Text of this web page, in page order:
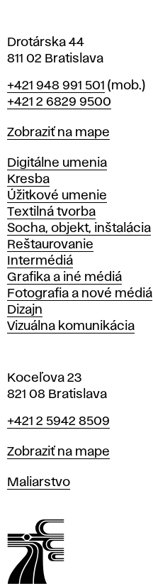
Drotárska 44
811 02 Bratislava
Telefón
+421 948 991 501 (mob.)
+421 2 6829 9500
Mapa
Zobraziť na mape
Katedry
Digitálne umenia
Kresba
Úžitkové umenie
Textilná tvorba
Socha, objekt, inštalácia
Reštaurovanie
Intermédiá
Grafika a iné médiá
Fotografia a nové médiá
Dizajn
Vizuálna komunikácia
Koceľova 23
821 08 Bratislava
Telefón
+421 2 5942 8509
Mapa
Zobraziť na mape
Katedry
Maliarstvo